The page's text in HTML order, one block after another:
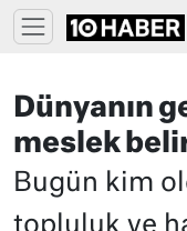
Dünyanın
meslek
Bugün kim
topluluk ve